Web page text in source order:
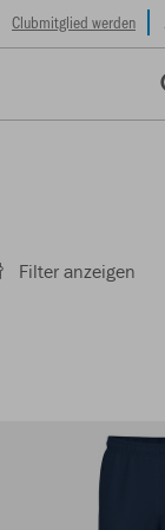
Clubmitglied werden
Filter anzeigen